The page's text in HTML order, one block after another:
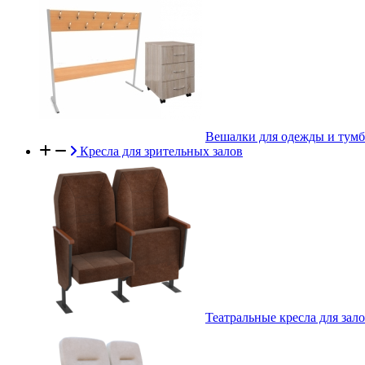
Вешалки для одежды и
Кресла для зрительных залов
Театральные кресла для